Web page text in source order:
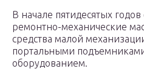
В начале пятидесятых
ремонтно-механические
средства малой
портальными
оборудованием.